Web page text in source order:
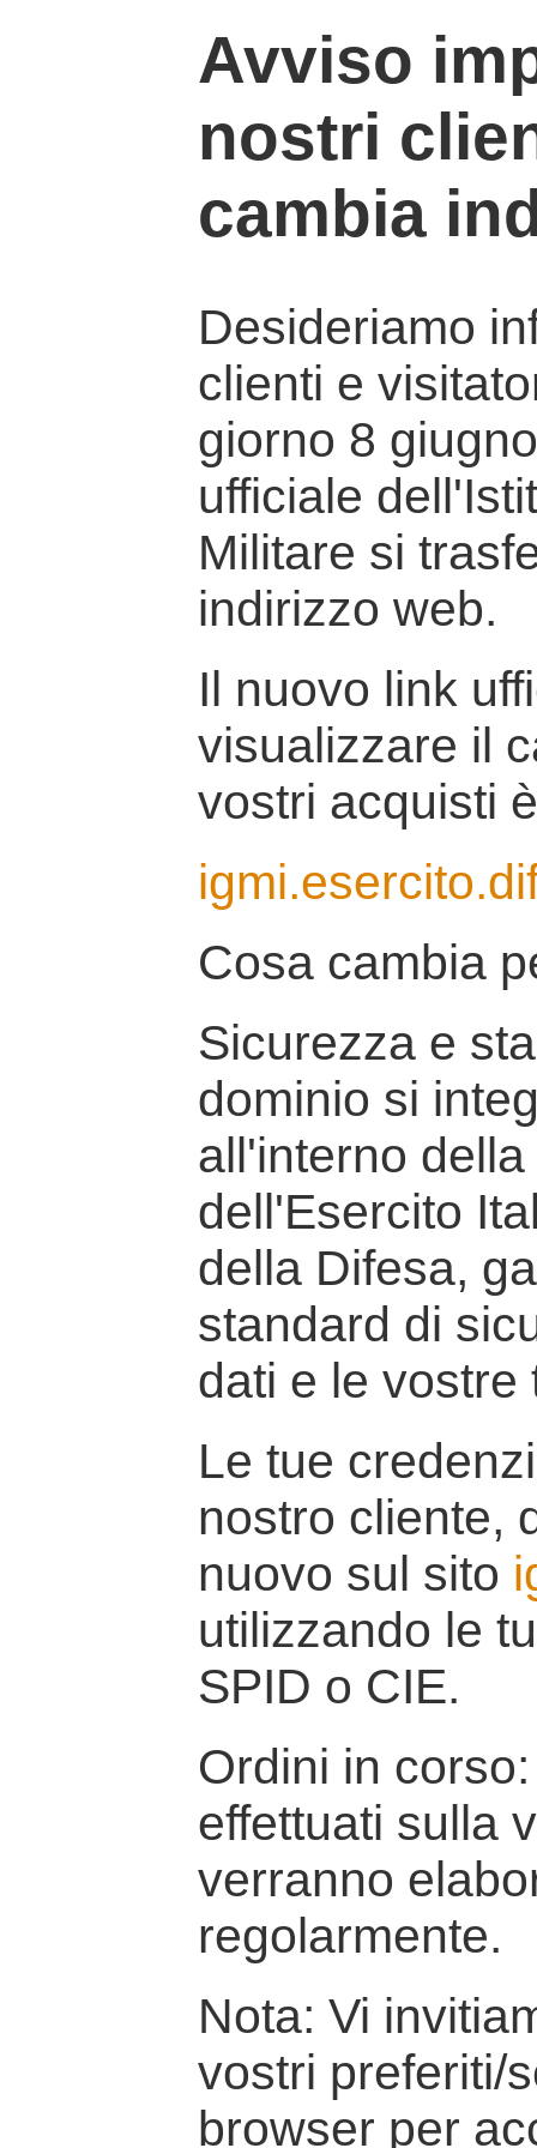
Avviso
nostri
cambia
Desideriamo
clienti e
giorno 8
ufficiale
Militare si
indirizzo web.
Il nuovo link
visualizzare il
vostri acquisti
Cosa cambia
Sicurezza e
dominio si
all'interno
dell'Esercito
della Difesa,
standard di
dati e le vostre
Le tue
nostro cliente,
nuovo sul sito
utilizzando le
SPID o CIE.
Ordini in
effettuati sulla
verranno
regolarmente.
Nota: Vi
vostri preferiti/
browser per